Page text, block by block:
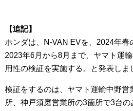
【追記】
ホンダは、N-VAN EVを、2024年春
2023年6月から8月まで、ヤマト運
用性の検証を実施する。と発表しま
検証をするのは、ヤマト運輸中野営
所、神戸須磨営業所の3箇所で3台